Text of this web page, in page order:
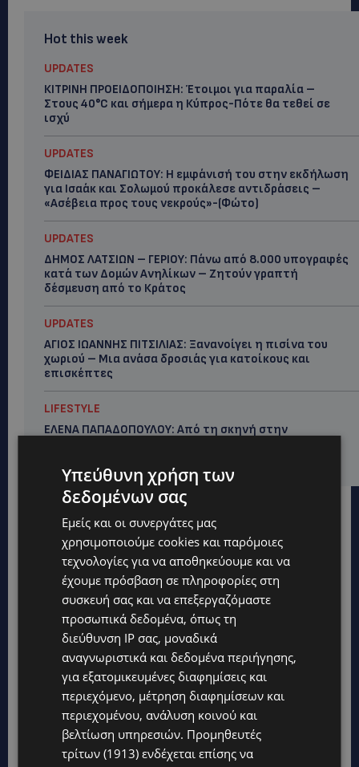
Hot this week
UPDATES
ΚΙΤΡΙΝΗ ΠΡΟΕΙΔΟΠΟΙΗΣΗ: Έτοιμοι για παραλία –
Στους 40°C και σήμερα η Κύπρος-Πότε θα τεθεί σε
ισχύ
UPDATES
ΦΕΙΔΙΑΣ ΠΑΝΑΓΙΩΤΟΥ: Η εμφάνισή του στην εκδήλωση
για Ισαάκ και Σολωμού προκάλεσε αντιδράσεις –
«Ασέβεια προς τους νεκρούς»-(Φώτο)
UPDATES
ΔΗΜΟΣ ΛΑΤΣΙΩΝ – ΓΕΡΙΟΥ: Πάνω από 8.000 υπογραφές
κατά των Δομών Ανηλίκων – Ζητούν γραπτή
δέσμευση από το Κράτος
UPDATES
ΑΓΙΟΣ ΙΩΑΝΝΗΣ ΠΙΤΣΙΛΙΑΣ: Ξανανοίγει η πισίνα του
χωριού – Μια ανάσα δροσιάς για κατοίκους και
επισκέπτες
LIFESTYLE
ΕΛΕΝΑ ΠΑΠΑΔΟΠΟΥΛΟΥ: Από τη σκηνή στην
Topics
Υπεύθυνη χρήση των
δεδομένων σας
Εμείς και οι συνεργάτες μας
χρησιμοποιούμε cookies και παρόμοιες
τεχνολογίες για να αποθηκεύουμε και να
έχουμε πρόσβαση σε πληροφορίες στη
συσκευή σας και να επεξεργαζόμαστε
προσωπικά δεδομένα, όπως τη
διεύθυνση IP σας, μοναδικά
αναγνωριστικά και δεδομένα περιήγησης,
για εξατομικευμένες διαφημίσεις και
περιεχόμενο, μέτρηση διαφημίσεων και
περιεχομένου, ανάλυση κοινού και
βελτίωση υπηρεσιών. Προμηθευτές
τρίτων (1913) ενδέχεται επίσης να